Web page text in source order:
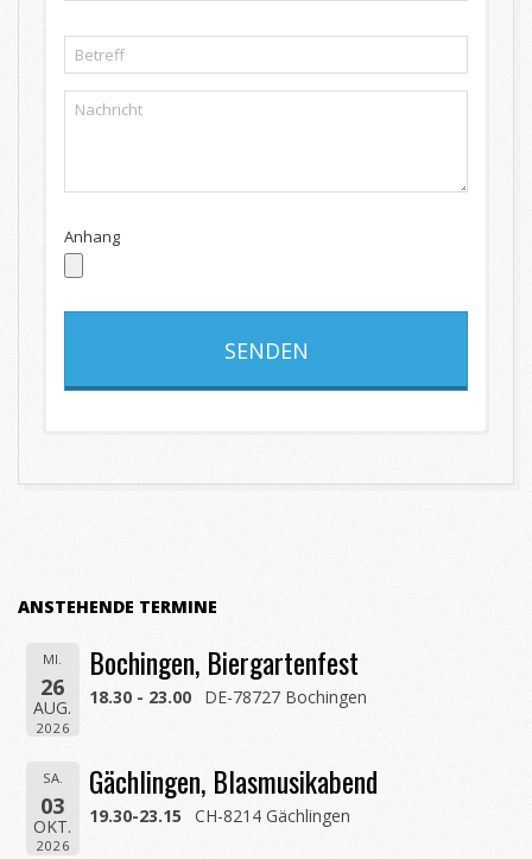
Anhang
stunde.de
ANSTEHENDE TERMINE
MI.
26
AUG.
2026
Bochingen, Biergartenfest
18.30 - 23.00 DE-78727 Bochingen
SA.
03
OKT.
2026
Gächlingen, Blasmusikabend
19.30-23.15 CH-8214 Gächlingen